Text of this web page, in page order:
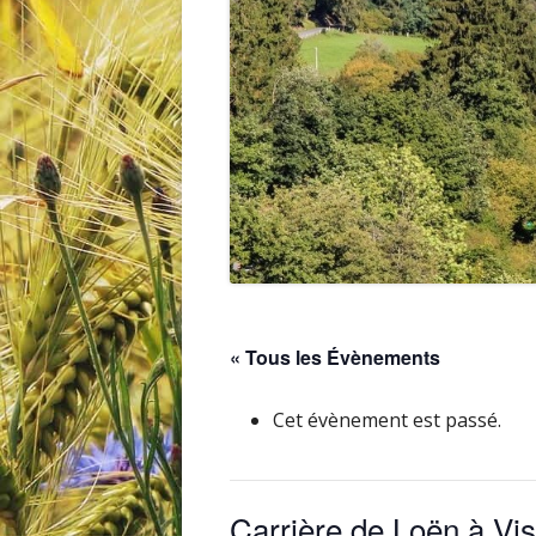
TARIFS ET FORMULAIRE
CHARTE ET R.O.I
« Tous les Évènements
Cet évènement est passé.